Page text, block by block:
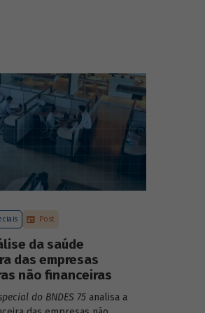
Post
da saúde
das empresas
não financeiras
do BNDES 75 analisa a